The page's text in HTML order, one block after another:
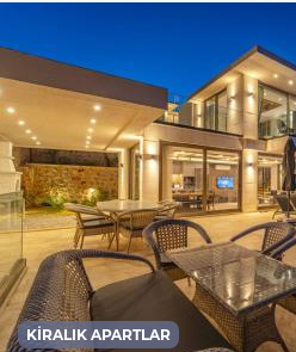
KIRALIK APARTLAR